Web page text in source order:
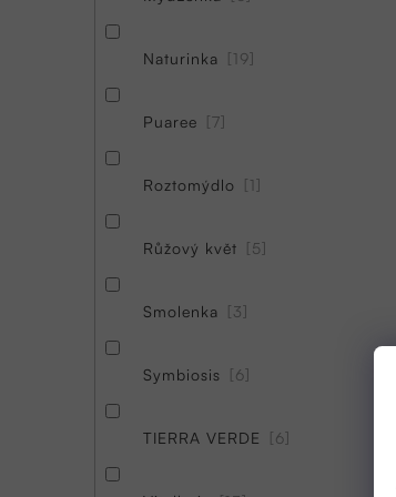
Naturinka 19
Puaree 7
Roztomýdlo 1
Růžový květ 5
Smolenka 3
Symbiosis 6
TIERRA VERDE 6